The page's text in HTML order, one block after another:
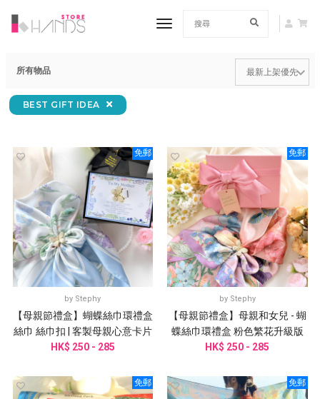
toggle navigation
所有物品
BEST GIFT IDEA
免郵
by Stephy
【母親節禮盒】蝴蝶絲巾環禮盒
絲巾 絲巾扣 | 客製母親心意卡片
HK$ 250 - 285
免郵
by Stephy
【母親節禮盒】母親和女兒 - 蝴
蝶絲巾環禮盒 粉色繁花升級版
HK$ 250 - 285
免郵 免郵